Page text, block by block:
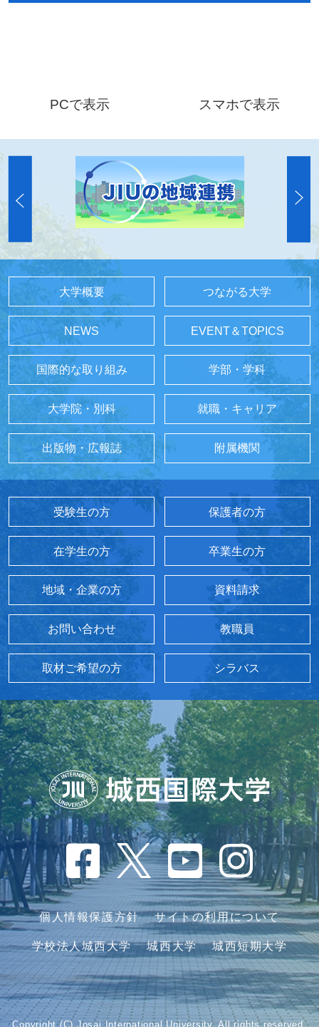
PCで表示 スマホで表示
大学概要 つながる大学
NEWS EVENT＆TOPICS
国際的な取り組み 学部・学科
大学院・別科 就職・キャリア
出版物・広報誌 附属機関
受験生の方 保護者の方
在学生の方 卒業生の方
地域・企業の方 資料請求
お問い合わせ 教職員
取材ご希望の方 シラバス
個人情報保護方針 サイトの利用について
学校法人城西大学 城西大学 城西短期大学
Copyright (C) Josai International University. All rights reserved.